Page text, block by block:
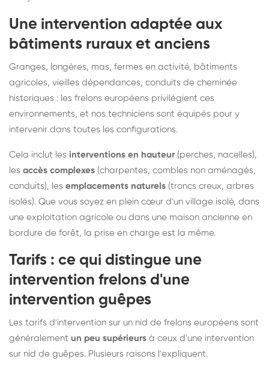
Une intervention adaptée aux
bâtiments ruraux et anciens
Granges, longères, mas, fermes en activité, bâtiments
agricoles, vieilles dépendances, conduits de cheminée
historiques : les frelons européens privilégient ces
environnements, et nos techniciens sont équipés pour y
intervenir dans toutes les configurations.
Cela inclut les interventions en hauteur (perches, nacelles),
les accès complexes (charpentes, combles non aménagés,
conduits), les emplacements naturels (troncs creux, arbres
isolés). Que vous soyez en plein cœur d'un village isolé, dans
une exploitation agricole ou dans une maison ancienne en
bordure de forêt, la prise en charge est la même.
Tarifs : ce qui distingue une
intervention frelons d'une
intervention guêpes
Les tarifs d'intervention sur un nid de frelons européens sont
généralement un peu supérieurs à ceux d'une intervention
sur nid de guêpes. Plusieurs raisons l'expliquent.